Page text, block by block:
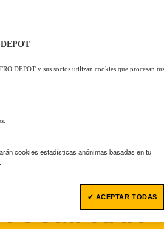
COMPRAR
DEPOT y sus socios utilizan cookies que procesan tus
cookies estadísticas anónimas basadas en tu
✔ ACEPTAR TODAS